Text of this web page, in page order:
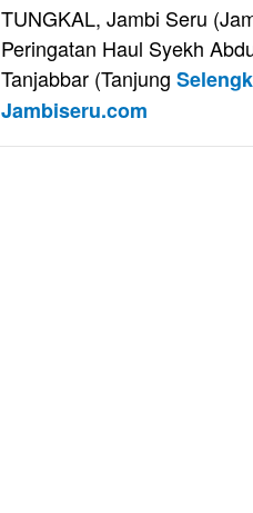
TUNGKAL, Jambi Seru
Peringatan Haul Syekh
Tanjabbar (Tanjung
Jambiseru.com